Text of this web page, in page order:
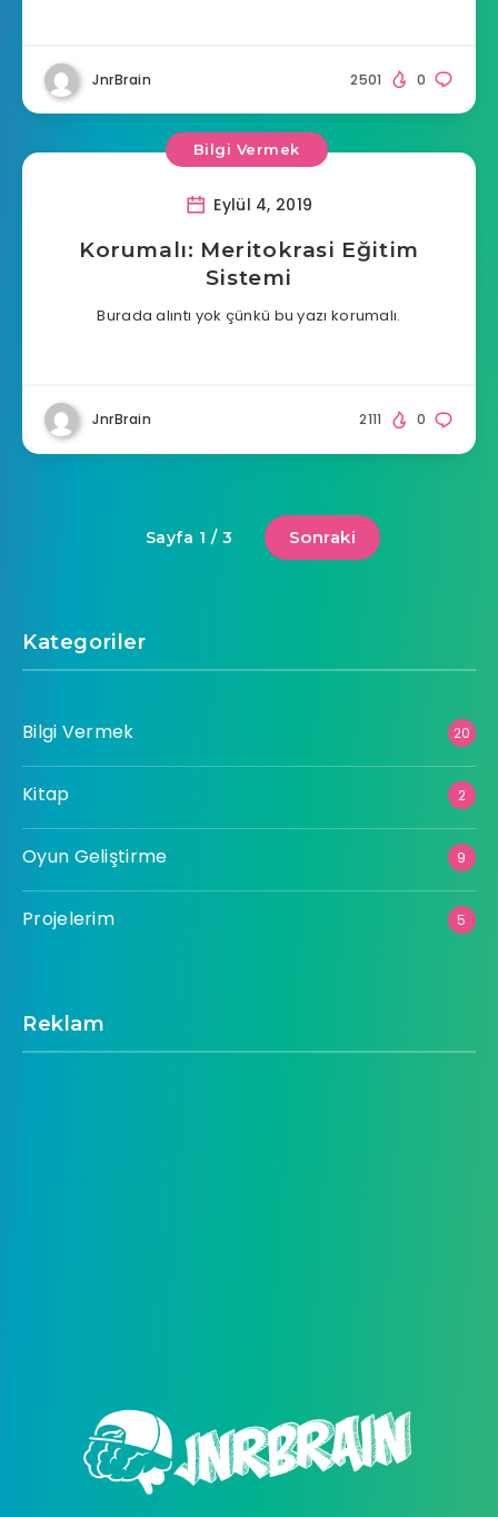
JnrBrain 0
2501
Bilgi Vermek
Eylül 4, 2019
Korumalı: Meritokrasi Eğitim
Sistemi
Burada alıntı yok çünkü bu yazı korumalı.
JnrBrain 0
2111
Sayfa 1 / 3 Sonraki
Kategoriler
Bilgi Vermek 20
Kitap 2
Oyun Geliştirme 9
Projelerim 5
Reklam